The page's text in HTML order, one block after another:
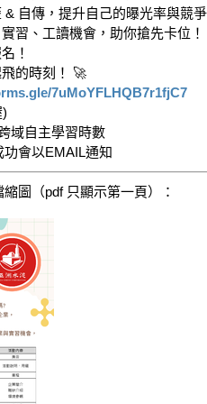
& 自傳，提升自己的曝光率與競
習、工讀機會，助你搶先卡位！
！
的時刻！ 🚀
7uMoYFLHQB7r1fjC7
域自主學習時數
會以EMAIL通知
圖（pdf 只顯示第一頁）：